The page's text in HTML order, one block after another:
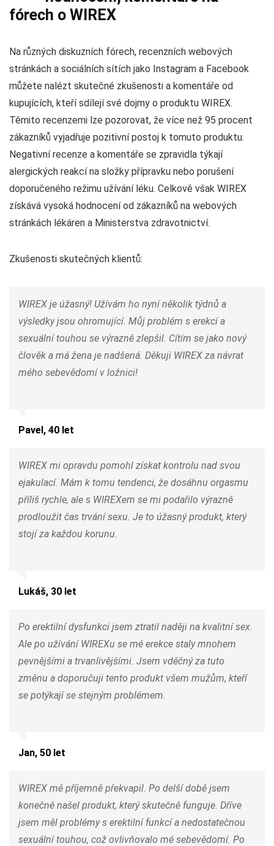
fórech o WIREX
Na různých diskuzních fórech, recenzních webových
stránkách a sociálních sítích jako Instagram a Facebook
můžete nalézt skutečné zkušenosti a komentáře od
kupujících, kteří sdílejí své dojmy o produktu WIREX.
Těmito recenzemi lze pozorovat, že více než 95 procent
zákazníků vyjadřuje pozitivní postoj k tomuto produktu.
Negativní recenze a komentáře se zpravidla týkají
alergických reakcí na složky přípravku nebo porušení
doporučeného režimu užívání léku. Celkově však WIREX
získává vysoká hodnocení od zákazníků na webových
stránkách lékáren a Ministerstva zdravotnictví.
Zkušenosti skutečných klientů:
WIREX je úžasný! Užívám ho nyní několik týdnů a
výsledky jsou ohromující. Můj problém s erekcí a
sexuální touhou se výrazně zlepšil. Cítím se jako nový
člověk a má žena je nadšená. Děkuji WIREX za návrat
mého sebevědomí v ložnici!
Pavel, 40 let
WIREX mi opravdu pomohl získat kontrolu nad svou
ejakulací. Mám k tomu tendenci, že dosáhnu orgasmu
příliš rychle, ale s WIREXem se mi podařilo výrazně
prodloužit čas trvání sexu. Je to úžasný produkt, který
stojí za každou korunu.
Lukáš, 30 let
Po erektilní dysfunkci jsem ztratil naději na kvalitní sex.
Ale po užívání WIREXu se mé erekce staly mnohem
pevnějšími a trvanlivějšími. Jsem vděčný za tuto
změnu a doporučuji tento produkt všem mužům, kteří
se potýkají se stejným problémem.
Jan, 50 let
WIREX mě příjemně překvapil. Po delší době jsem
konečně našel produkt, který skutečně funguje. Dříve
jsem měl problémy s erektilní funkcí a nedostatečnou
sexuální touhou, což ovlivňovalo mé sebevědomí. Po